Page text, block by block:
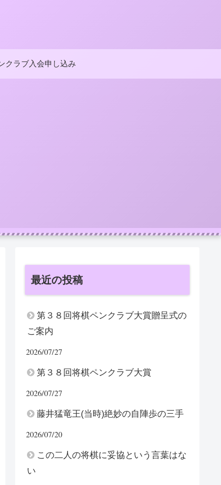
クラブ入会申し込み
最近の投稿
第３８回将棋ペンクラブ大賞贈呈式の
ご案内
2026/07/27
第３８回将棋ペンクラブ大賞
2026/07/27
藤井猛竜王(当時)絶妙の自陣歩の三手
2026/07/20
この二人の将棋に妥協という言葉はな
い